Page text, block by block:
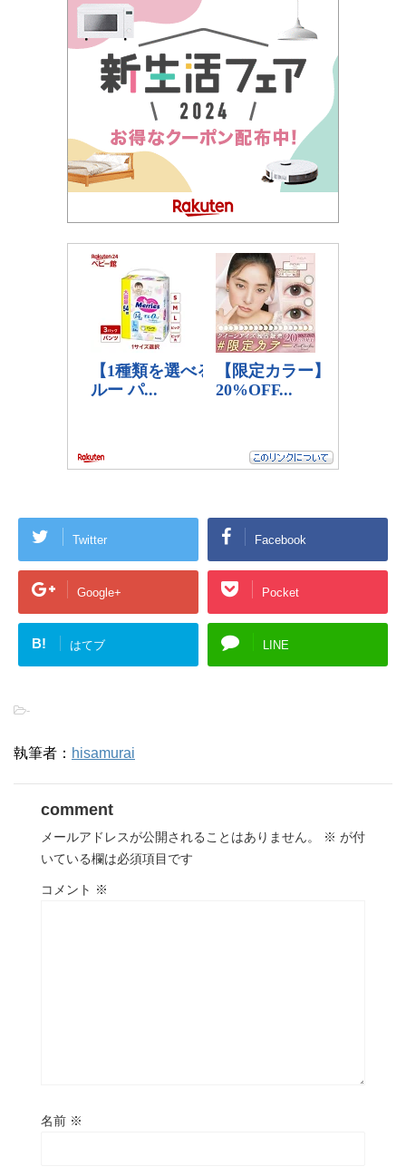
Twitter Facebook
Google+ Pocket
B! はてブ LINE
-
執筆者： hisamurai
comment
メールアドレスが公開されることはありません。 ※ が付
いている欄は必須項目です
コメント ※
名前 ※